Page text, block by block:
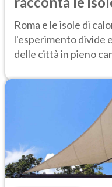
progetto di
banco di prova
Roma e le isole di
l'esperimento divide
delle città in pieno